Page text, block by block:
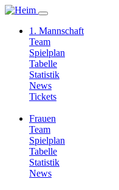
1. Mannschaft
Team
Spielplan
Tabelle
Statistik
News
Tickets
Frauen
Team
Spielplan
Tabelle
Statistik
News